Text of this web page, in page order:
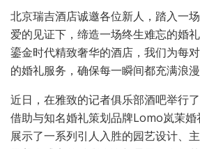
北京瑞吉酒店诚邀各位新人，踏入一
爱的见证下，缔造一场终生难忘的婚
鎏金时代精致奢华的酒店，我们为每
的婚礼服务，确保每一瞬间都充满浪漫
近日，在雅致的记者俱乐部酒吧举行
借助与知名婚礼策划品牌Lomo岚茉
展示了一系列引人入胜的园艺设计、